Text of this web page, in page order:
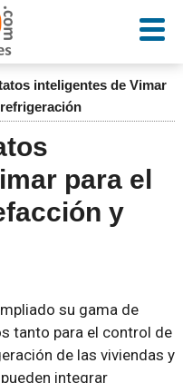
inteligentes de Vimar
para el
y
su gama de
tanto para el control de
de las viviendas y
integrar